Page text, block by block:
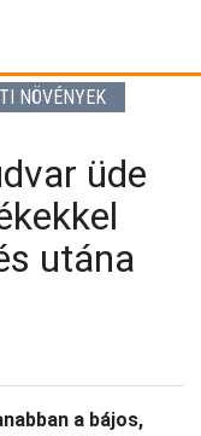
NÖVÉNYEK
üde
utána
a bájos,